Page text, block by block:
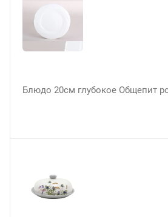
Блюдо 20см глубокое Общепит